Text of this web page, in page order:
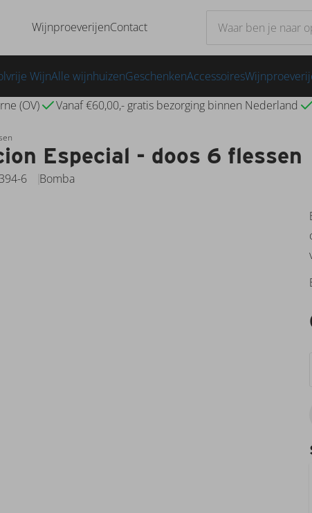
WijnproeverijenContact
WijnAlle wijnhuizenGeschenkenAccessoires
(OV)
Vanaf €60,00,- gratis bezorging binnen Nederland
Especial - doos 6 flessen
6 Bomba